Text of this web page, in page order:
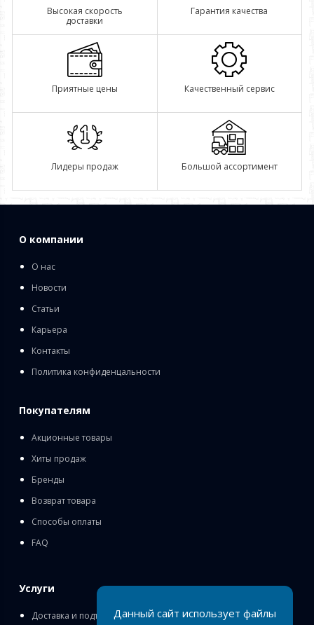
Высокая скорость
доставки
Гарантия качества
Приятные цены Качественный сервис
Лидеры продаж Большой ассортимент
О компании
О нас
Новости
Статьи
Карьера
Контакты
Политика конфиденцальности
Покупателям
Акционные товары
Хиты продаж
Бренды
Возврат товара
Способы оплаты
FAQ
Услуги
Доставка и подъём Данный сайт использует файлы